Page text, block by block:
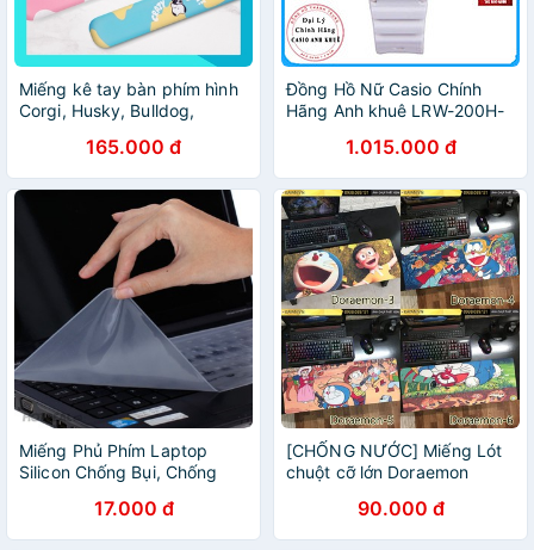
Miếng kê tay bàn phím hình
Corgi, Husky, Bulldog,
chống mỏi chống đau cổ
tay.
165.000 đ
Đồng Hồ Nữ Casio Chính
Hãng Anh khuê LRW-200H-
Hiệu Nhật Bản1.015.000 đ
Miếng Phủ Phím Laptop
Silicon Chống Bụi, Chống
17.000 đ
[CHỐNG NƯỚC] Miếng Lót
chuột cỡ lớn Doraemon
90.000 đ